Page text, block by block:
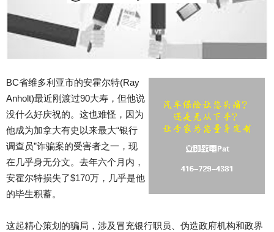
BC省维多利亚市的安霍尔特(Ray
Anholt)最近刚渡过90大寿，但他说
没什么好庆祝的。这也难怪，因为
他成为加拿大有史以来最大“银行
调查员”诈骗案的受害者之一，现
在几乎身无分文。去年六个月内，
安霍尔特损失了$170万，几乎是他
的毕生积蓄。
这起精心策划的骗局，涉及冒充银行职员、伪造政府机构和政界